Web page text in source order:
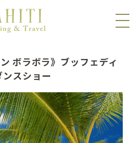
ボラボラ》ブッフェディ
スショー